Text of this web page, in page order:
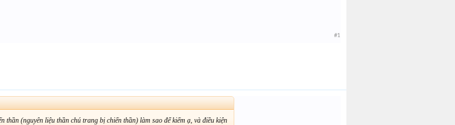
#1
thần (nguyên liệu thần chú trang bị chiến thần) làm sao để kiếm ạ, và điều kiện